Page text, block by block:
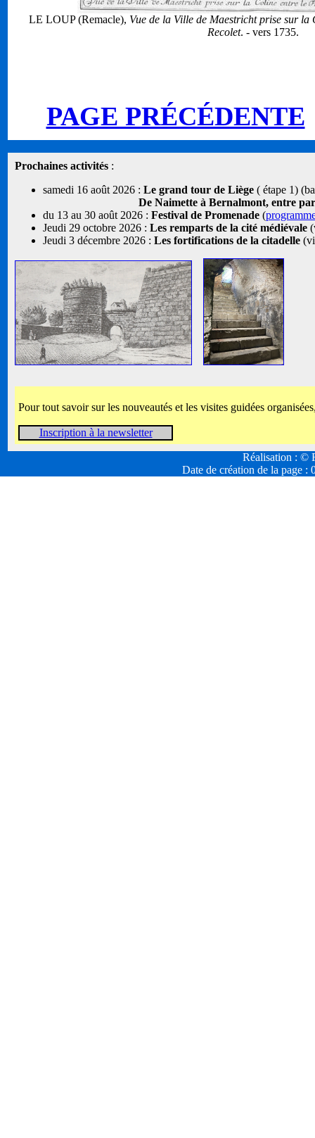
LE LOUP (Remacle), Vue de la Ville de Maestricht prise sur la
Recolet. - vers 1735.
PAGE PRÉCÉDENTE
Prochaines activités :
samedi 16 août 2026 : Le grand tour de Liège ( étape 1)
De Naimette à Bernalmont, entre
du 13 au 30 août 2026 : Festival de Promenade (
Jeudi 29 octobre 2026 : Les remparts de la cité médiévale
Jeudi 3 décembre 2026 : Les fortifications de la citadelle
Pour tout savoir sur les nouveautés et les visites guidées
Inscription à la newsletter
Réalisation : ©
Date de création de la page :